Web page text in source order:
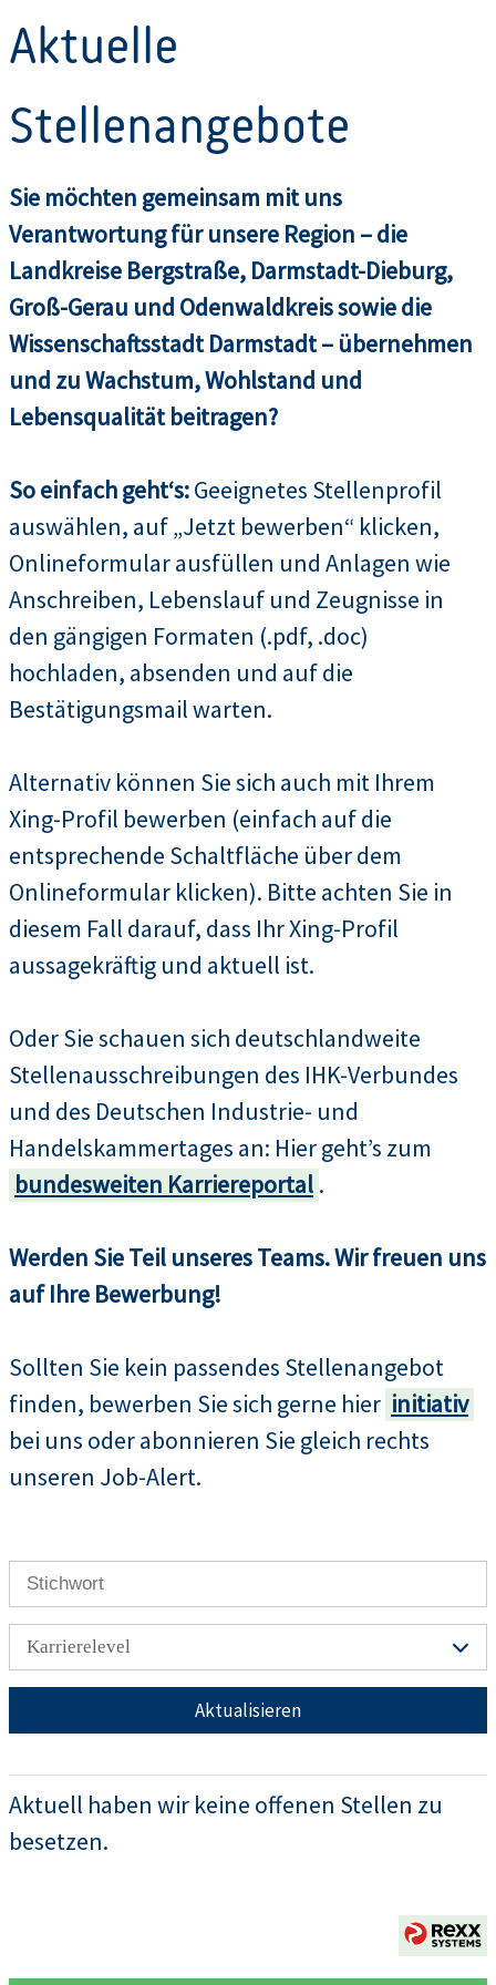
Aktuelle
Stellenangebote
Sie möchten gemeinsam mit uns
Verantwortung für unsere Region – die
Landkreise Bergstraße, Darmstadt-Dieburg,
Groß-Gerau und Odenwaldkreis sowie die
Wissenschaftsstadt Darmstadt – übernehmen
und zu Wachstum, Wohlstand und
Lebensqualität beitragen?
So einfach geht‘s:Geeignetes Stellenprofil
auswählen, auf „Jetzt bewerben“ klicken,
Onlineformular ausfüllen und Anlagen wie
Anschreiben, Lebenslauf und Zeugnisse in
den gängigen Formaten (.pdf, .doc)
hochladen, absenden und auf die
Bestätigungsmail warten.
Alternativ können Sie sich auch mit Ihrem
Xing-Profil bewerben (einfach auf die
entsprechende Schaltfläche über dem
Onlineformular klicken). Bitte achten Sie in
diesem Fall darauf, dass Ihr Xing-Profil
aussagekräftig und aktuell ist.
Oder Sie schauen sich deutschlandweite
Stellenausschreibungen des IHK-Verbundes
und des Deutschen Industrie- und
Handelskammertages an: Hier geht’s zum
bundesweiten Karriereportal .
Werden Sie Teil unseres Teams. Wir freuen uns
auf Ihre Bewerbung!
Sollten Sie kein passendes Stellenangebot
finden, bewerben Sie sich gerne hier initiativ
bei uns oder abonnieren Sie gleich rechts
unseren Job-Alert.
Karrierelevel
Aktualisieren
Aktuell haben wir keine offenen Stellen zu
besetzen.